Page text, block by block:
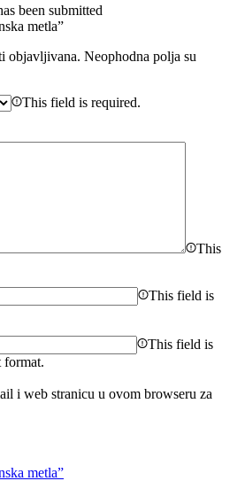
been submitted
metla”
objavljivana. Neophodna polja su
This field is required.
This
This field is
This field is
format.
i web stranicu u ovom browseru za
metla”